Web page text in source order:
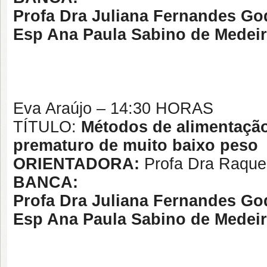
Profa Dra Juliana Fernandes
Esp Ana Paula Sabino de
Eva Araújo – 14:30 HORAS
TÍTULO: Métodos de
prematuro de muito baixo peso
ORIENTADORA: Profa Dra
BANCA:
Profa Dra Juliana Fernandes
Esp Ana Paula Sabino de